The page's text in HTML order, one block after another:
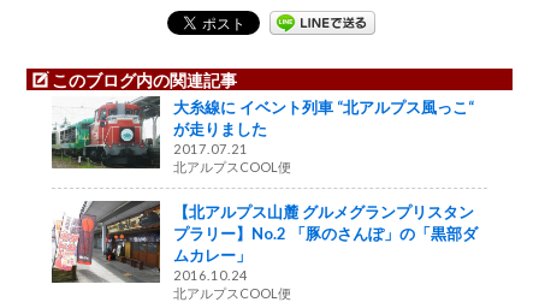
このブログ内の関連記事
大糸線に イベント列車 “北アルプス風っこ“
が走りました
2017.07.21
北アルプスCOOL便
【北アルプス山麓 グルメグランプリスタン
プラリー】No.2 「豚のさんぽ」の「黒部ダ
ムカレー」
2016.10.24
北アルプスCOOL便